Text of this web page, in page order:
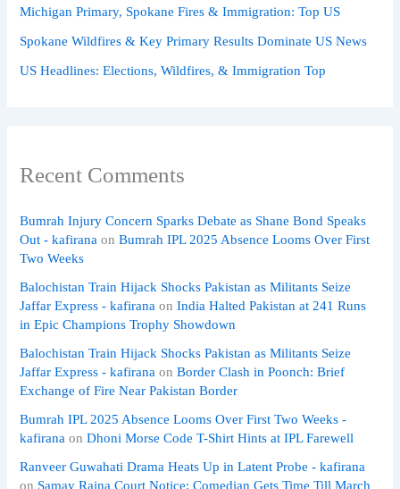
Michigan Primary, Spokane Fires & Immigration: Top US
Spokane Wildfires & Key Primary Results Dominate US News
US Headlines: Elections, Wildfires, & Immigration Top
Recent Comments
Bumrah Injury Concern Sparks Debate as Shane Bond Speaks
Out - kafirana onBumrah IPL 2025 Absence Looms Over First
Two Weeks
Balochistan Train Hijack Shocks Pakistan as Militants Seize
Jaffar Express - kafirana onIndia Halted Pakistan at 241 Runs
in Epic Champions Trophy Showdown
Balochistan Train Hijack Shocks Pakistan as Militants Seize
Jaffar Express - kafirana onBorder Clash in Poonch: Brief
Exchange of Fire Near Pakistan Border
Bumrah IPL 2025 Absence Looms Over First Two Weeks -
kafirana onDhoni Morse Code T-Shirt Hints at IPL Farewell
Ranveer Guwahati Drama Heats Up in Latent Probe - kafirana
on Samay Raina Court Notice: Comedian Gets Time Till March